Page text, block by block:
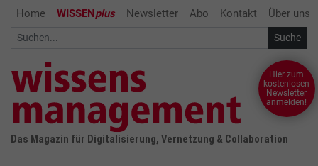
Home WISSENplus Newsletter Abo Kontakt Über uns
Das Magazin für Digitalisierung, Vernetzung & Collaboration
Hier zum
kostenlosen
Newsletter
anmelden!